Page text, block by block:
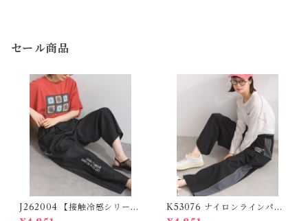
セール商品
J262004 【接触冷感シリー
ズ】 ツイルワーク風ロゴパン
K53076 ナイロンラインパン
ツ / Nylon Line Pants (残り